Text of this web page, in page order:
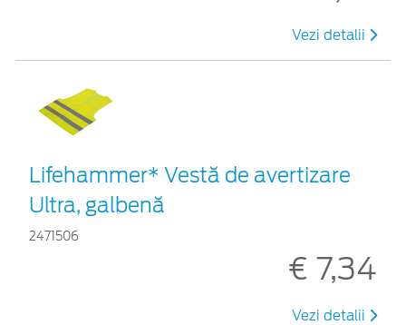
Vezi detalii
Lifehammer* Vestă de avertizare
Ultra, galbenă
2471506
€ 7,34
Vezi detalii